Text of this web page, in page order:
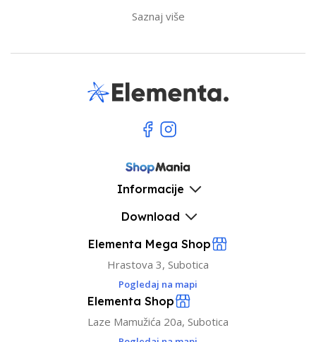
Saznaj više
Informacije
Download
Elementa Mega Shop
Hrastova 3, Subotica
Pogledaj na mapi
Elementa Shop
Laze Mamužića 20a, Subotica